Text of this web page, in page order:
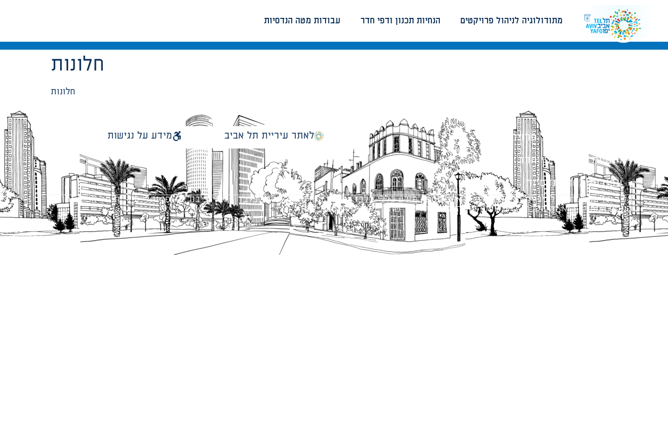
עבודות מטה הנדסיות הנחיות תכנון ודפי חדר מתודולוגיה לניהול פרויקטים
חלונות
חלונות
עבודות מטה הנדסיות
הנחיות תכנון ודפי חדר
מתודולוגיה לניהול פרויקטים לאתר עיריית תל אביב מידע על נגישות
כל הזכויות שמורות לעיריית תל-אביב-יפו. האתר מספק מידע כללי בלבד ומאגד הנחיות תכנוניות בלבד למבני ציבור על פי נהלי עיריית תל אביב-יפו.
הנוסח המחייב הוא זה הקבוע בהוראות הדין הרלוונטיות כפי שתהיינה בתוקף מעת לעת.